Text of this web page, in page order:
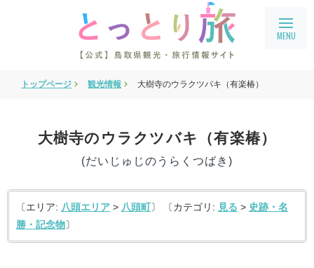
旅行会社・企業向け情報
鳥取県フィルムコミッション
アクセス
会員ページ
トップページ 観光情報 大樹寺のウラクツバキ（有楽椿）
大樹寺のウラクツバキ（有楽椿）
(だいじゅじのうらくつばき)
〔エリア: 八頭エリア > 八頭町〕 〔カテゴリ: 見る > 史跡・名
勝・記念物〕